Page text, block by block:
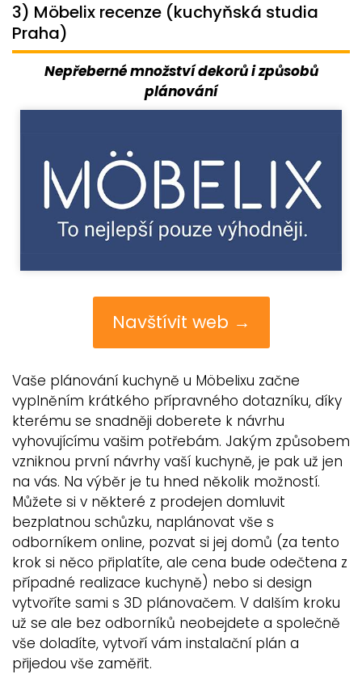
3) Möbelix recenze (kuchyňská studia
Praha)
Nepřeberné množství dekorů i způsobů
plánování
Navštívit web →
Vaše plánování kuchyně u Möbelixu začne
vyplněním krátkého přípravného dotazníku, díky
kterému se snadněji doberete k návrhu
vyhovujícímu vašim potřebám. Jakým způsobem
vzniknou první návrhy vaší kuchyně, je pak už jen
na vás. Na výběr je tu hned několik možností.
Můžete si v některé z prodejen domluvit
bezplatnou schůzku, naplánovat vše s
odborníkem online, pozvat si jej domů (za tento
krok si něco připlatíte, ale cena bude odečtena z
případné realizace kuchyně) nebo si design
vytvoříte sami s 3D plánovačem. V dalším kroku
už se ale bez odborníků neobejdete a společně
vše doladíte, vytvoří vám instalační plán a
přijedou vše zaměřit.